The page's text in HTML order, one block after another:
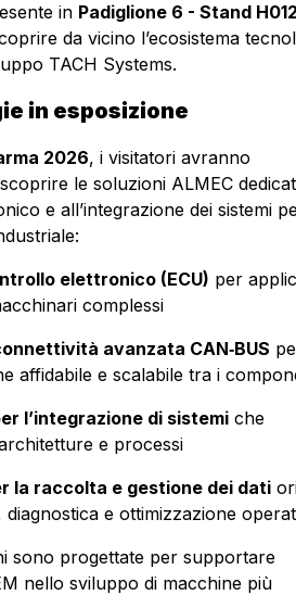
in Padiglione 6 - Stand H012
da vicino l’ecosistema
TACH Systems.
in esposizione
2026, i visitatori avranno
le soluzioni ALMEC
e all’integrazione dei sistemi
elettronico (ECU) per
complessi
avanzata CAN‑BUS
affidabile e scalabile tra i
l’integrazione di sistemi che
e processi
la raccolta e gestione dei dati
diagnostica e ottimizzazione
sono progettate per supportare
nello sviluppo di macchine più